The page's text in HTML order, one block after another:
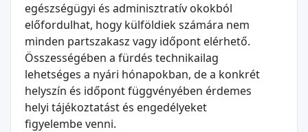
egészségügyi és adminisztratív okokból
előfordulhat, hogy külföldiek számára nem
minden partszakasz vagy időpont elérhető.
Összességében a fürdés technikailag
lehetséges a nyári hónapokban, de a konkrét
helyszín és időpont függvényében érdemes
helyi tájékoztatást és engedélyeket
figyelembe venni.